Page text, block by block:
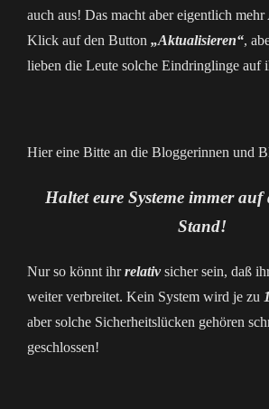
auch aus! Das macht aber eigentlich
Klick auf den Button „Aktualisieren“,
lieben die Leute solche Eindringlinge auf
Hier eine Bitte an die Bloggerinnen und
Haltet eure Systeme immer auf
Stand!
Nur so könnt ihrrelativsicher sein, daß
weiter verbreitet. Kein System wird je zu
aber solche Sicherheitslücken gehören
geschlossen!